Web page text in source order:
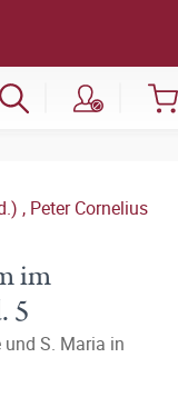
, Peter Cornelius
im
5
S. Maria in